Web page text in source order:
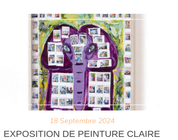
18 Septembre 2024
EXPOSITION DE PEINTURE CLAIRE